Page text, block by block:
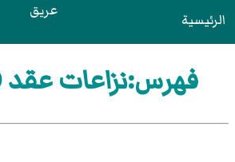
الرئيسية عريق
فهرس:نزاعات عقد 100 ق م